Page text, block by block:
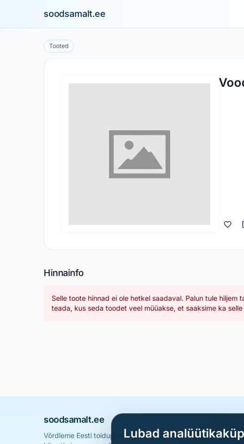
soodsamalt.ee
Tooted
Hinnainfo
Selle toote hinnad ei ole hetkel saadaval. Palun tule hiljem
teada, kus seda toodet veel müüakse, et saaksime ka
soodsamalt.ee
Võrdleme Eesti toidupoodide hindu ja aitame sul leida
Lubad